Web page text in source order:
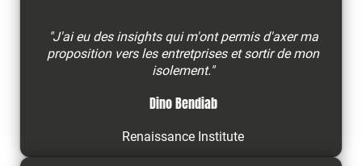
"J'ai eu des insights qui m'ont permis d'axer ma
proposition vers les entretprises et sortir de mon
isolement."
Dino Bendiab
Renaissance Institute